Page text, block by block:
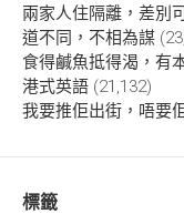
兩家人住隔離，差別
道不同，不相為謀
食得鹹魚抵得渴，有
港式英語 (21,132)
我要推佢出街，唔要
標籤